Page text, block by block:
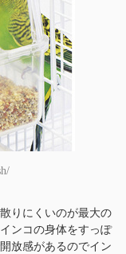
りにくいのが最大の
ンコの身体をすっぽ
放感があるのでイン